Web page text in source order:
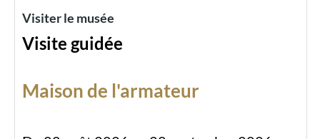
Visiter le musée
Visite guidée
Maison de l'armateur